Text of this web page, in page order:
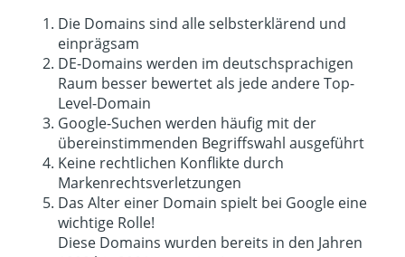
Die Domains sind alle selbsterklärend und
einprägsam
DE-Domains werden im deutschsprachigen
Raum besser bewertet als jede andere Top-
Level-Domain
Google-Suchen werden häufig mit der
übereinstimmenden Begriffswahl ausgeführt
Keine rechtlichen Konflikte durch
Markenrechtsverletzungen
Das Alter einer Domain spielt bei Google eine
wichtige Rolle!
Diese Domains wurden bereits in den Jahren